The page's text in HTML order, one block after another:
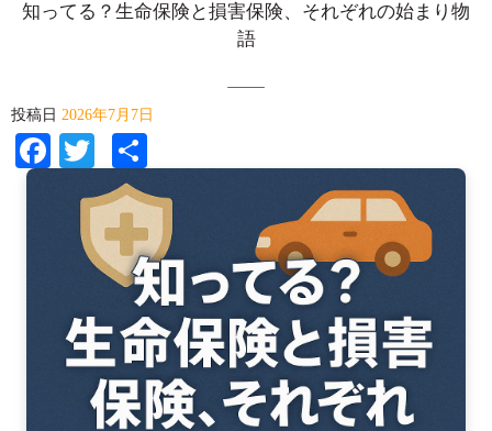
知ってる？生命保険と損害保険、それぞれの始まり物
語
投稿日 2026年7月7日
Facebook
Twitter
有